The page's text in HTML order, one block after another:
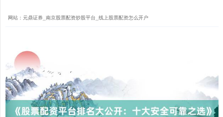
网站：元鼎证券_南京股票配资炒股平台_线上股票配资怎么开户